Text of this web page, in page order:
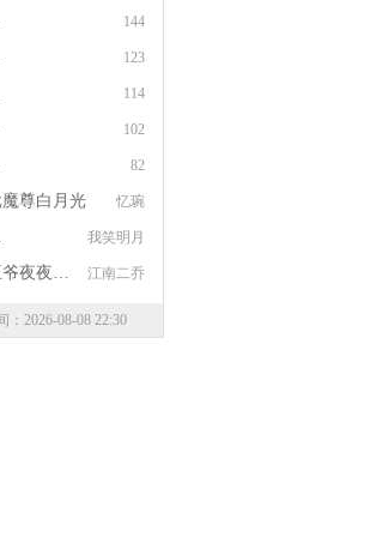
144
123
114
102
82
忆琬
尊白月光
我笑明月
江南二乔
爷夜夜…
：2026-08-08 22:30